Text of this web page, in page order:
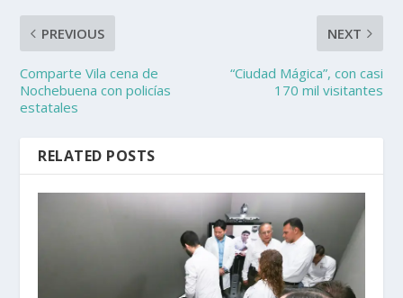
PREVIOUS
Comparte Vila cena de
Nochebuena con policías
estatales
NEXT
“Ciudad Mágica”, con casi
170 mil visitantes
RELATED POSTS